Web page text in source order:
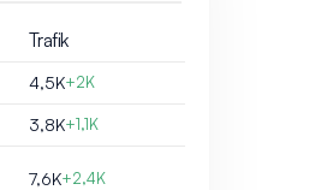
Trafik
4,5K+2K
3,8K+1,1K
7,6K+2,4K